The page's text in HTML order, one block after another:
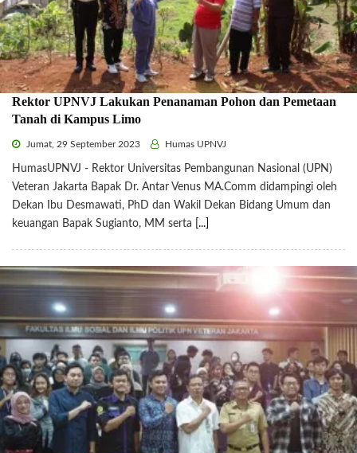
Rektor UPNVJ Lakukan Penanaman Pohon dan Pemetaan
Tanah di Kampus Limo
Jumat, 29 September 2023 Humas UPNVJ
HumasUPNVJ - Rektor Universitas Pembangunan Nasional (UPN)
Veteran Jakarta Bapak Dr. Antar Venus MA.Comm didampingi oleh
Dekan Ibu Desmawati, PhD dan Wakil Dekan Bidang Umum dan
keuangan Bapak Sugianto, MM serta
[...]